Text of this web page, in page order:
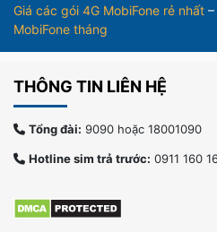
Giá các gói 4G MobiFone rẻ nhất –
MobiFone tháng
THÔNG TIN LIÊN HỆ
Tổng đài: 9090 hoặc 18001090
Hotline sim trả trước: 0911 160